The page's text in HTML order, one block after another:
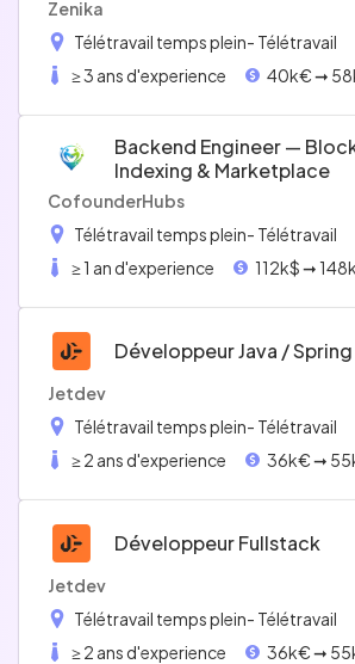
Zenika
Télétravail temps plein- Télétravail
≥ 3 ans d'experience
40k€ ➞
Backend Engineer —
Indexing & Marketplace
CofounderHubs
Télétravail temps plein- Télétravail
≥ 1 an d'experience
112k$ ➞
Développeur Java / Spring
Jetdev
Télétravail temps plein- Télétravail
≥ 2 ans d'experience
36k€ ➞
Développeur Fullstack
Jetdev
Télétravail temps plein- Télétravail
≥ 2 ans d'experience
36k€ ➞